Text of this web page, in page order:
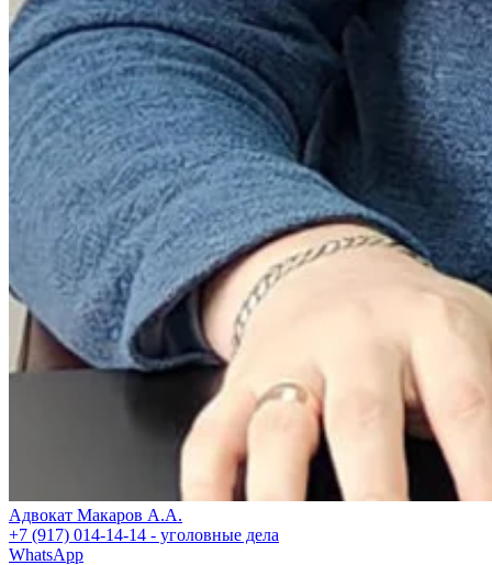
Адвокат Макаров А.А.
+7 (917) 014-14-14 - уголовные дела
WhatsApp